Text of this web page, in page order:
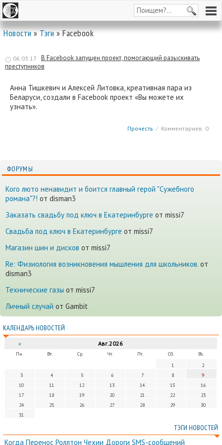
Новости»Тэги» Facebook
06.03.17
В Facebook запущен проект, помогающий разыскивать
преступников
Анна Тишкевич и Алексей Литовка, креативная пара из
Беларуси, cоздали в Facebook проект «Вы можете их
узнать».
Прочесть ⁄ Комментариев: 0
ФОРУМЫ
Кого люто ненавидит и боится главный герой "Сужебного
романа"?! от disman3
Заказать свадьбу под ключ в Екатеринбурге от missi7
Cвадьба под ключ в Екатеринбурге от missi7
Магазин шин и дисков от missi7
Re: Физиология возникновения мышления для школьников. от
disman3
Технические газы от missi7
Личный случай от Gambit
КАЛЕНДАРЬ НОВОСТЕЙ
« Авг.2026
Пн. Вт. Ср. Чт. Пт. Сб.
Вс.
1
2
3
4 5 6 7 8
9
10
11 12 13 14 15
16
17
18 19 20 21 22
23
24
25 26 27 28 29
30
31
ТЭГИ НОВОСТЕЙ
Когда Перенос Роллтон Чехии Дороги SMS-сообщений